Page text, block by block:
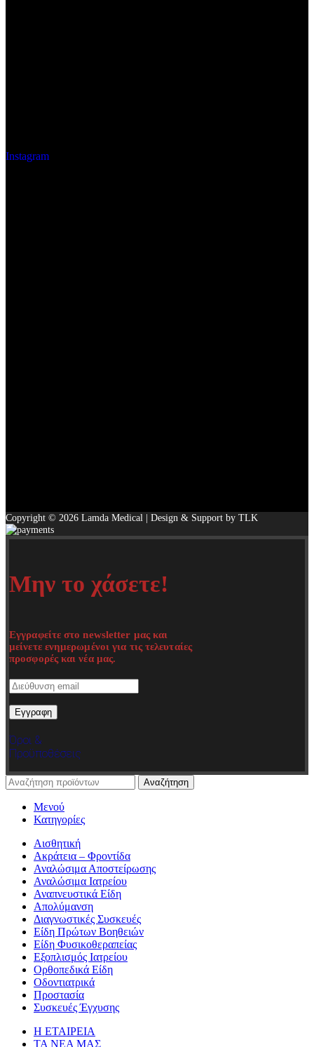
Instagram
Copyright © 2026 Lamda Medical | Design & Support by TLK
Μην το χάσετε!
Εγγραφείτε στο newsletter μας και
μείνετε ενημερωμένοι για τις τελευταίες
προσφορές και νέα μας.
Όροι &
Προϋποθέσεις
Αναζήτηση
Μενού
Κατηγορίες
Αισθητική
Ακράτεια – Φροντίδα
Αναλώσιμα Αποστείρωσης
Αναλώσιμα Ιατρείου
Αναπνευστικά Είδη
Απολύμανση
Διαγνωστικές Συσκευές
Είδη Πρώτων Βοηθειών
Είδη Φυσικοθεραπείας
Εξοπλισμός Ιατρείου
Ορθοπεδικά Είδη
Οδοντιατρικά
Προστασία
Συσκευές Έγχυσης
Η ΕΤΑΙΡΕΙΑ
ΤΑ ΝΕΑ ΜΑΣ